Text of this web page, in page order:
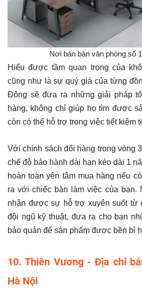
Nơi bán bàn văn phòng số
Hiểu được tầm quan trọng của
cũng như là sự quý giá của từng
Đông sẽ đưa ra những giải pháp
hàng, không chỉ giúp họ tìm được
còn có thể hỗ trợ trong việc tiết kiệm
Với chính sách đổi hàng trong vòng
chế độ bảo hành dài hạn kéo dài 1
hoàn toàn yên tâm mua hàng nếu
ra với chiếc bàn làm việc của bạn.
nhận được sự hỗ trợ xuyên suốt từ
đội ngũ kỹ thuật, đưa ra cho bạn
bảo quản để sản phẩm được bền bỉ
10. Thiên Vương - Địa chỉ
Hà Nội